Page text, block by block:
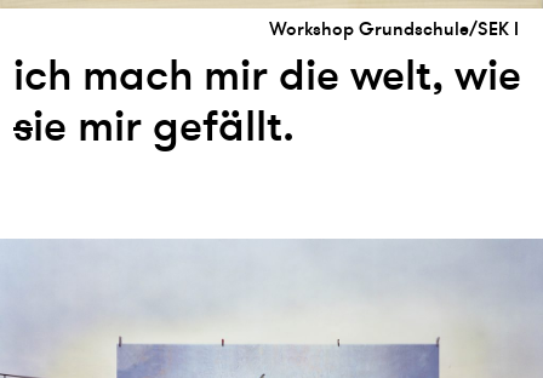
Workshop Grundschule/SEK I
ich mach mir die welt, wie
sie mir gefällt.